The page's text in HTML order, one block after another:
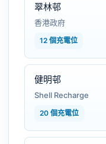
翠林邨
香港政府
12 個充電位
健明邨
Shell Recharge
20 個充電位